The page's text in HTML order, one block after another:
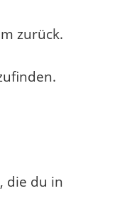
zurück.
die du in